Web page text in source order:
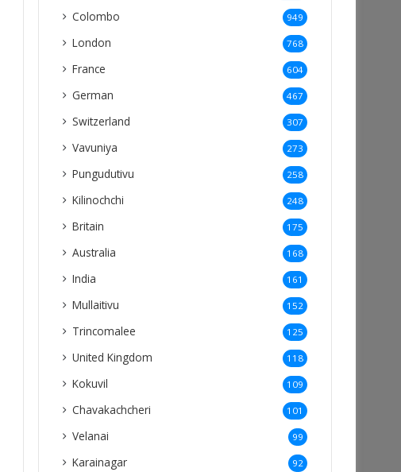
Colombo 949
London 768
France 604
German 467
Switzerland 307
Vavuniya 273
Pungudutivu 258
Kilinochchi 248
Britain 175
Australia 168
India 161
Mullaitivu 152
Trincomalee 125
United Kingdom 118
Kokuvil 109
Chavakachcheri 101
Velanai 99
Karainagar 92